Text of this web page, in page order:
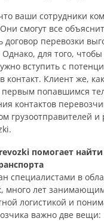
ваши сотрудники
смогут все
договор перевозки
для того, чтобы
вступить с
контакт. Клиент же,
первым попавшимся
контактов
грузоотправителей и
помогает
специалистами в
много лет
логистикой и
важно две вещи: